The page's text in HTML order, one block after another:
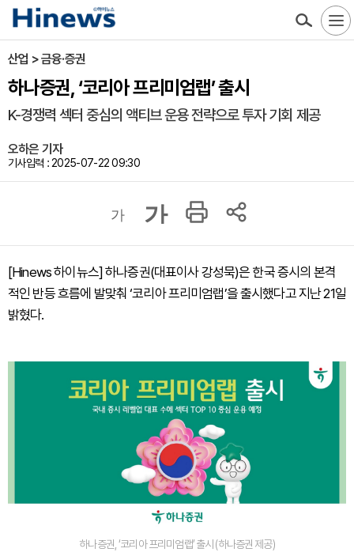
산업 > 금융·증권
하나증권, ‘코리아 프리미엄랩’ 출시
K-경쟁력 섹터 중심의 액티브 운용 전략으로 투자 기회 제공
오하은 기자
기사입력 : 2025-07-22 09:30
가 가
[Hinews 하이뉴스] 하나증권(대표이사 강성묵)은 한국 증시의 본격
적인 반등 흐름에 발맞춰 ‘코리아 프리미엄랩’을 출시했다고 지난 21일
밝혔다.
하나증권, ‘코리아 프리미엄랩’ 출시 (하나증권 제공)